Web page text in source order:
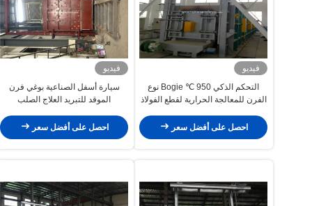
فيديو
التحكم الذكي 950 ℃ Bogie نوع
الفرن للمعالجة الحرارية لقطع الفولاذ
احصل على أفضل سعر
فيديو
سيارة أسفل الصناعية بوغي فرن
الموقد للتبريد العلاج الصلب
احصل على أفضل سعر